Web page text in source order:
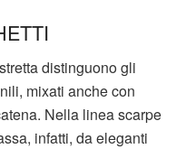
distinguono gli
mixati anche con
Nella linea scarpe
infatti, da eleganti